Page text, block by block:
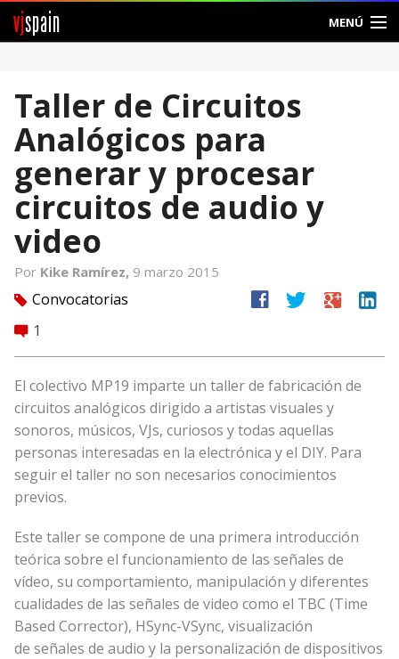
vjspain MENÚ
Foros
Noticias
Vjspain
Ayuda
Contacto
Entrar
Crear Cuenta
Taller de Circuitos
Analógicos para
generar y procesar
circuitos de audio y
video
Por Kike Ramírez, 9 marzo 2015
tag Convocatorias
comment 1
facebook twitter google linkedin
El colectivo MP19 imparte un taller de fabricación de
circuitos analógicos dirigido a artistas visuales y
sonoros, músicos, VJs, curiosos y todas aquellas
personas interesadas en la electrónica y el DIY. Para
seguir el taller no son necesarios conocimientos
previos.
Este taller se compone de una primera introducción
teórica sobre el funcionamiento de las señales de
vídeo, su comportamiento, manipulación y diferentes
cualidades de las señales de video como el TBC (Time
Based Corrector), HSync-VSync, visualización
de señales de audio y la personalización de dispositivos